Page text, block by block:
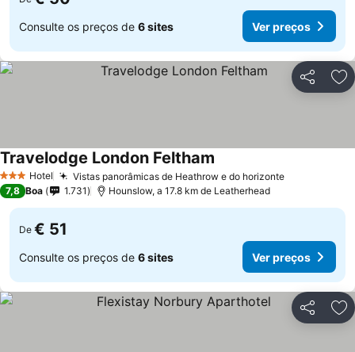
Consulte os preços de 6 sites Ver preços
Partilhar
3 EstrelasHotel Vistas panorâmicas de Heathrow e do horizonte
Travelodge London Feltham
7,8 Boa 1.731 Hounslow, a 17.8 km de Leatherhead
De € 51
Consulte os preços de 6 sites Ver preços
Partilhar